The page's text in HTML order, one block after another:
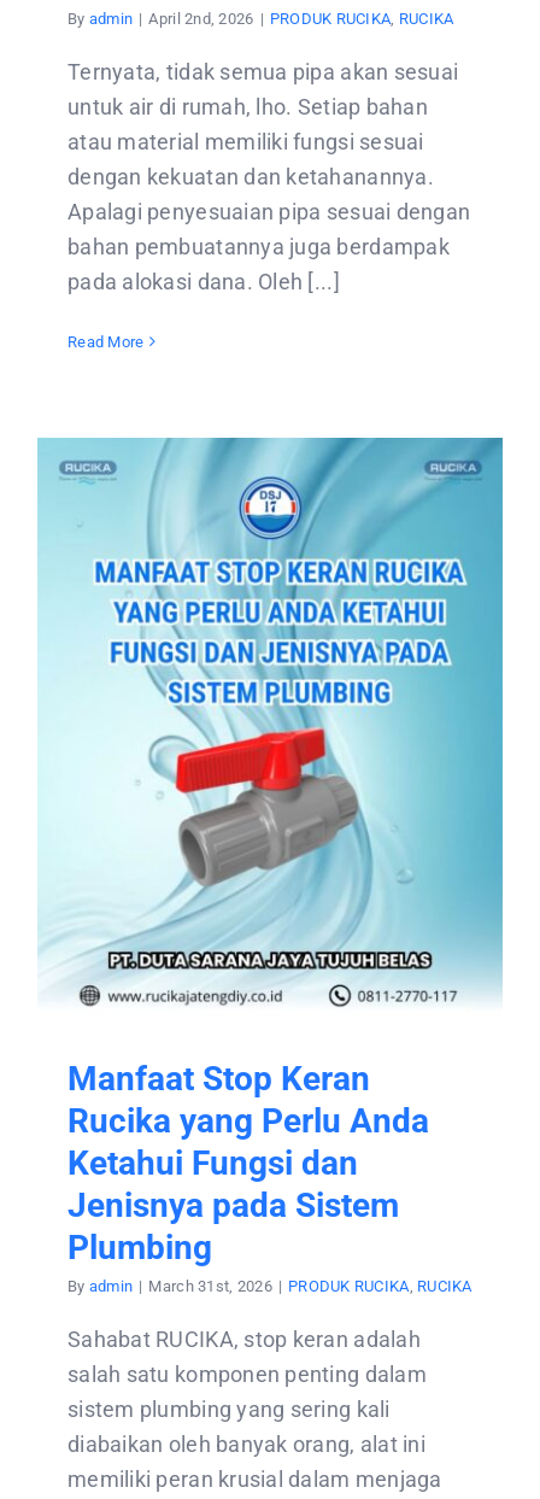
By admin | April 2nd, 2026 | PRODUK RUCIKA RUCIKA
Ternyata, tidak semua pipa akan sesuai
untuk air di rumah, lho. Setiap bahan
atau material memiliki fungsi sesuai
dengan kekuatan dan ketahanannya.
Apalagi penyesuaian pipa sesuai dengan
bahan pembuatannya juga berdampak
pada alokasi dana. Oleh [...]
Read More
Manfaat Stop Keran
Rucika yang Perlu Anda
Ketahui Fungsi dan
Jenisnya pada Sistem
Plumbing
By admin | March 31st, 2026 | PRODUK RUCIKA RUCIKA
Sahabat RUCIKA, stop keran adalah
salah satu komponen penting dalam
sistem plumbing yang sering kali
diabaikan oleh banyak orang, alat ini
memiliki peran krusial dalam menjaga